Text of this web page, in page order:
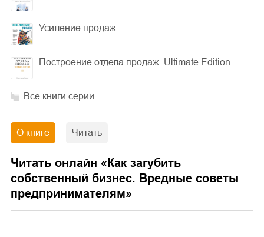
Усиление продаж
Построение отдела продаж. Ultimate Edition
Все книги серии
О книге Читать
Читать онлайн « Как загубить
собственный бизнес. Вредные советы
предпринимателям»